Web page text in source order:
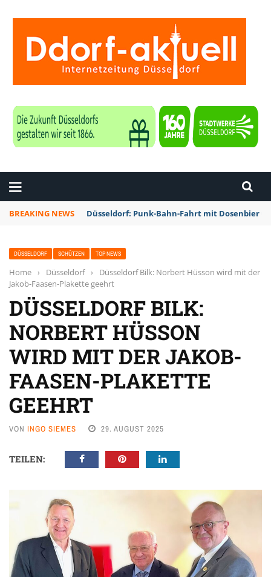
BREAKING NEWS Düsseldorf: Punk-Bahn-Fahrt mit Dosenbier
DÜSSELDORF SCHÜTZEN TOP NEWS
Home › Düsseldorf ›
Düsseldorf Bilk: Norbert Hüsson wird mit der
Jakob-Faasen-Plakette geehrt
DÜSSELDORF BILK:
NORBERT HÜSSON
WIRD MIT DER JAKOB-
FAASEN-PLAKETTE
GEEHRT
VON INGO SIEMES 29. AUGUST 2025
TEILEN: